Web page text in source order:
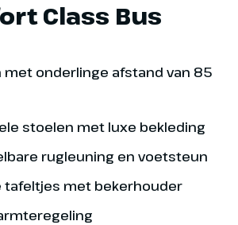
Class Bus
met onderlinge afstand van 85
stoelen met luxe bekleding
rugleuning en voetsteun
tafeltjes met bekerhouder